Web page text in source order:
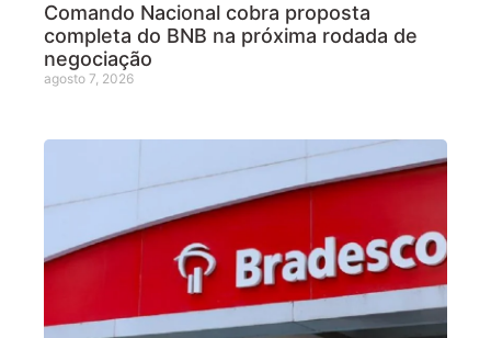
Comando Nacional cobra proposta
completa do BNB na próxima rodada de
negociação
agosto 7, 2026